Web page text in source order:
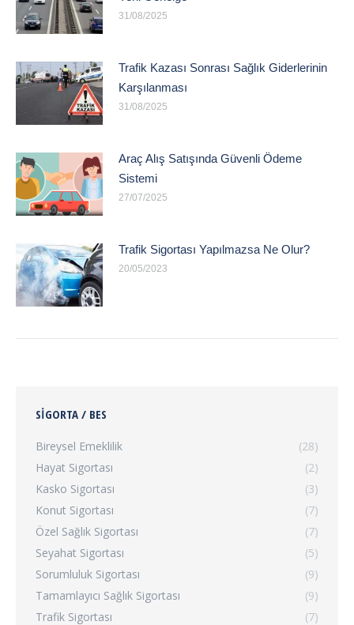
31/08/2025
Trafik Kazası Sonrası Sağlık Giderlerinin
Karşılanması
31/08/2025
Araç Alış Satışında Güvenli Ödeme
Sistemi
27/07/2025
Trafik Sigortası Yapılmazsa Ne Olur?
20/05/2023
SIGORTA / BES
Bireysel Emeklilik
(28)
Hayat Sigortası
(2)
Kasko Sigortası
(3)
Konut Sigortası
(7)
Özel Sağlık Sigortası
(7)
Seyahat Sigortası
(5)
Sorumluluk Sigortası
(9)
Tamamlayıcı Sağlık Sigortası
(9)
Trafik Sigortası
(7)